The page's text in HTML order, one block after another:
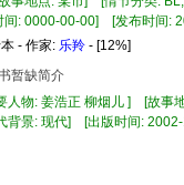
间: 0000-00-00] [发布时间
- 作家: 乐羚 - [12%]
暂缺简介
人物: 姜浩正 柳烟儿 ] [故事
背景: 现代] [出版时间: